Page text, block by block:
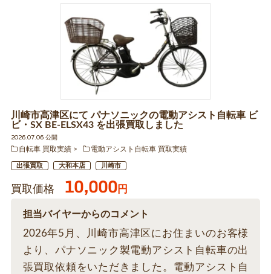
川崎市高津区にて パナソニックの電動アシスト自転車 ビ
ビ・SX BE-ELSX43 を出張買取しました
2026.07.06 公開
自転車 買取実績
電動アシスト自転車 買取実績
出張買取 大和本店 川崎市
買取価格 10,000円
担当バイヤーからのコメント
2026年5月、川崎市高津区にお住まいのお客様
より、パナソニック製電動アシスト自転車の出
張買取依頼をいただきました。電動アシスト自